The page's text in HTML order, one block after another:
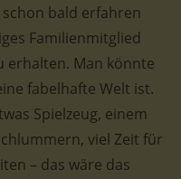
bald erfahren
Familienmitglied
erhalten. Man könnte
fabelhafte Welt ist.
Spielzeug, einem
viel Zeit für
– das wäre das